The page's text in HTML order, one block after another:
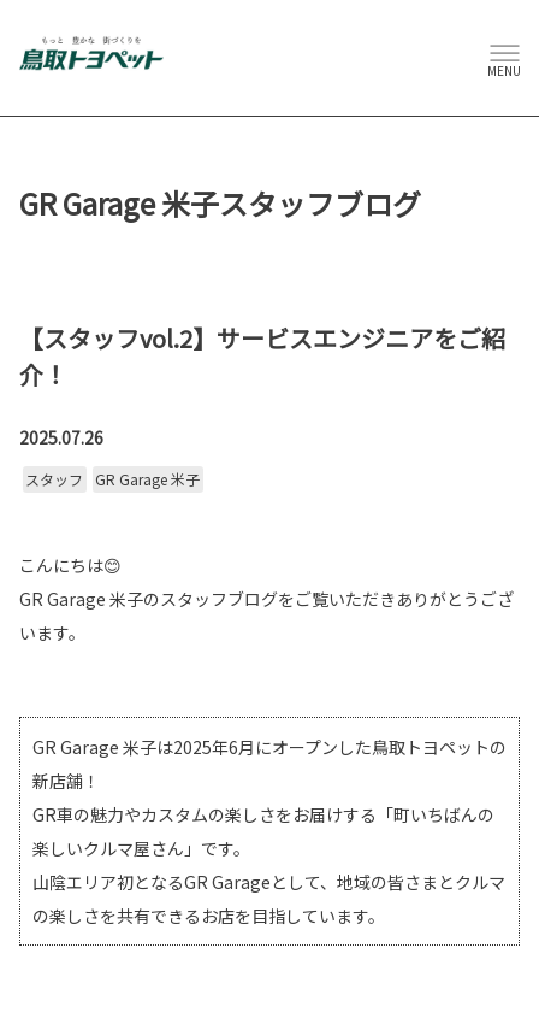
MENU
GR Garage 米子スタッフブログ
【スタッフvol.2】サービスエンジニアをご紹
介！
2025.07.26
スタッフ GR Garage 米子
こんにちは😊
GR Garage 米子のスタッフブログをご覧いただきありがとうござ
います。
GR Garage 米子は2025年6月にオープンした鳥取トヨペットの
新店舗！
GR車の魅力やカスタムの楽しさをお届けする「町いちばんの
楽しいクルマ屋さん」です。
山陰エリア初となるGR Garageとして、地域の皆さまとクルマ
の楽しさを共有できるお店を目指しています。